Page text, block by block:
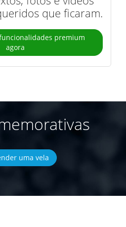
que ficaram.
premium
agora
uma vela